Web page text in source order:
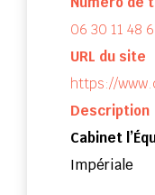
06 30 11 48
URL du site
https://
Description
Cabinet
Impériale